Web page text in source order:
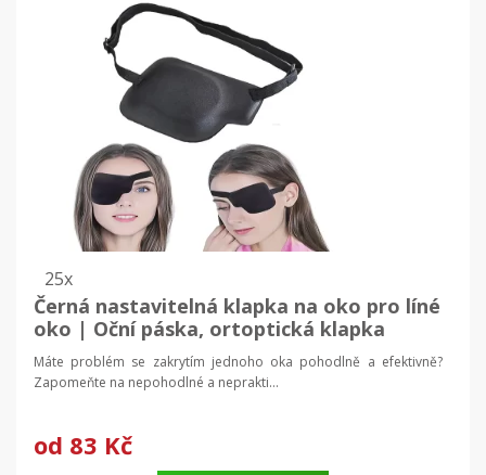
25x
Černá nastavitelná klapka na oko pro líné
oko | Oční páska, ortoptická klapka
Máte problém se zakrytím jednoho oka pohodlně a efektivně?
Zapomeňte na nepohodlné a neprakti...
od 83 Kč